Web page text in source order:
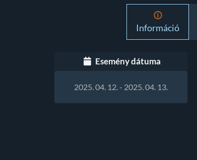
Információ
Esemény dátuma
2025. 04. 12. - 2025. 04. 13.